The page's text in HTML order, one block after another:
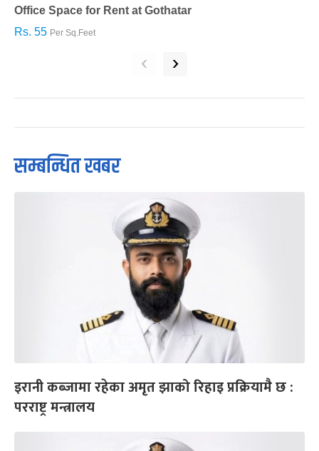
Office Space for Rent at Gothatar
Rs. 55 Per Sq.Feet
‹ ›
सम्बन्धित खबर
इरानी कब्जामा रहेका अमृत झाको रिहाइ प्रक्रियामै छ :
परराष्ट्र मन्त्रालय